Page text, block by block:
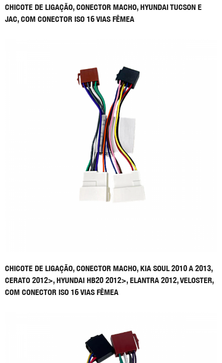
CHICOTE DE LIGAÇÃO, CONECTOR MACHO, HYUNDAI TUCSON E
JAC, COM CONECTOR ISO 16 VIAS FÊMEA
CHICOTE DE LIGAÇÃO, CONECTOR MACHO, KIA SOUL 2010 A 2013,
CERATO 2012>, HYUNDAI HB20 2012>, ELANTRA 2012, VELOSTER,
COM CONECTOR ISO 16 VIAS FÊMEA